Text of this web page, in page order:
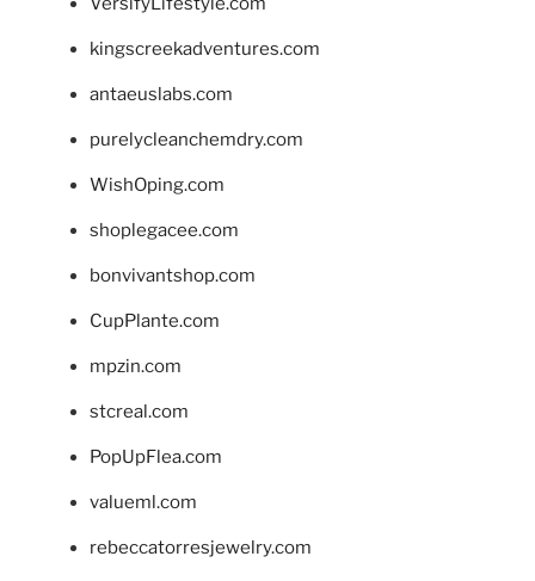
kingscreekadventures.com
antaeuslabs.com
purelycleanchemdry.com
WishOping.com
shoplegacee.com
bonvivantshop.com
CupPlante.com
mpzin.com
stcreal.com
PopUpFlea.com
valueml.com
rebeccatorresjewelry.com